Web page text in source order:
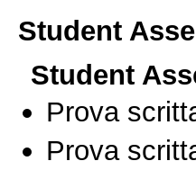
Student
Student
Prova
Prova